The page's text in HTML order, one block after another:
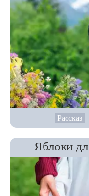
Рассказ
Яблоки